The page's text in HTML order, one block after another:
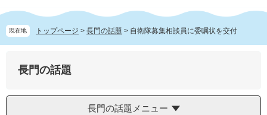
本
文
へ
ー
現在地 トップページ > 長門の話題 > 自衛隊募集相談員に委嘱状を交付
長門の話題
長門の話題メニュー